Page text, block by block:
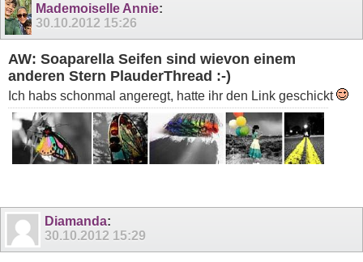
Mademoiselle Annie:
30.10.2012 15:26
AW: Soaparella Seifen sind wievon einem
anderen Stern PlauderThread :-)
Ich habs schonmal angeregt, hatte ihr den Link geschickt
Diamanda:
30.10.2012 15:29